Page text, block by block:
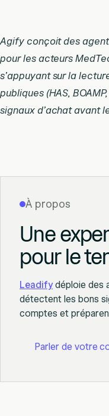
Agify conçoit des
pour les acteurs
s’appuyant sur la
publiques (HAS,
signaux d’achat avant
À propos
Une
pour le
Leadifydéploie des
détectent les bons
comptes et
Parler de votre